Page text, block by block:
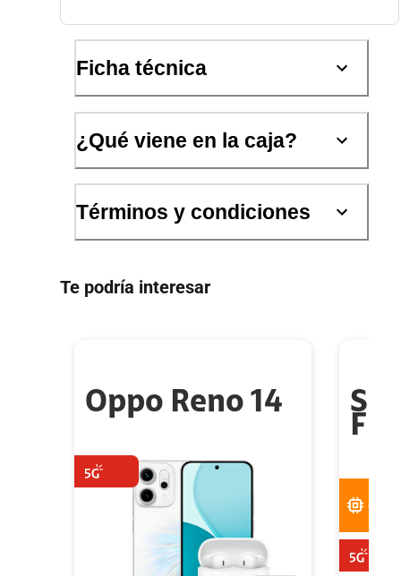
Ficha técnica
¿Qué viene en la caja?
Términos y condiciones
Te podría interesar
Oppo Reno 14
eSIM